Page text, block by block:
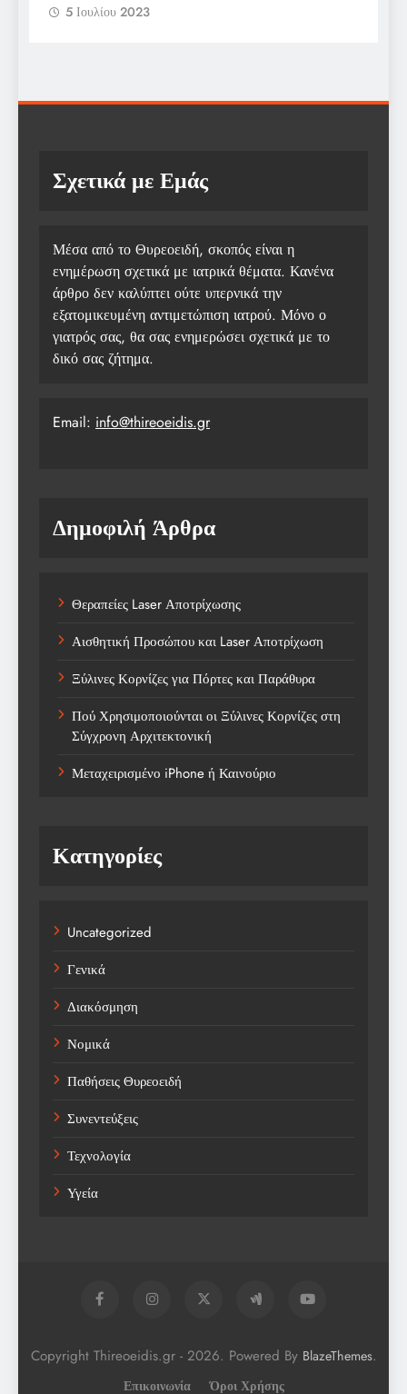
5 Ιουλίου 2023
Σχετικά με Εμάς
Μέσα από το Θυρεοειδή, σκοπός είναι η
ενημέρωση σχετικά με ιατρικά θέματα. Κανένα
άρθρο δεν καλύπτει ούτε υπερνικά την
εξατομικευμένη αντιμετώπιση ιατρού. Μόνο ο
γιατρός σας, θα σας ενημερώσει σχετικά με το
δικό σας ζήτημα.
Email: info@thireoeidis.gr
Δημοφιλή Άρθρα
Θεραπείες Laser Αποτρίχωσης
Αισθητική Προσώπου και Laser Αποτρίχωση
Ξύλινες Κορνίζες για Πόρτες και Παράθυρα
Πού Χρησιμοποιούνται οι Ξύλινες Κορνίζες στη
Σύγχρονη Αρχιτεκτονική
Μεταχειρισμένο iPhone ή Καινούριο
Κατηγορίες
Uncategorized
Γενικά
Διακόσμηση
Νομικά
Παθήσεις Θυρεοειδή
Συνεντεύξεις
Τεχνολογία
Υγεία
Copyright Thireoeidis.gr - 2026. Powered By BlazeThemes.
Επικοινωνία Όροι Χρήσης